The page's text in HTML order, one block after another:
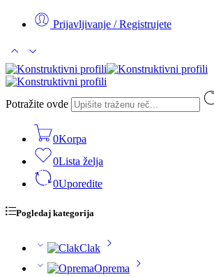
Prijavljivanje / Registrujete
Potražite ovde
0Korpa
0Lista želja
0Uporedite
Pogledaj kategorija
Clak
Oprema